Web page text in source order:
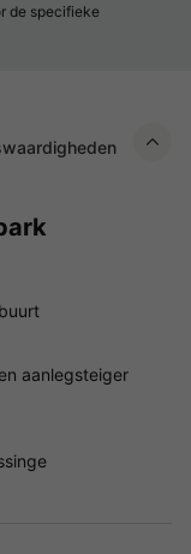
de specifieke
aanlegsteiger